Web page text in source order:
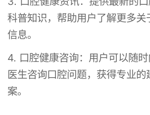
科普知识，帮助用户了解更多关
信息。
4. 口腔健康咨询：用户可以随
医生咨询口腔问题，获得专业的
案。